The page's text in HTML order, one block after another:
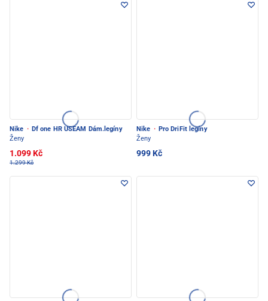
Nike · Df one HR USEAM Dám.legíny
Ženy
1.099 Kč
1.299 Kč
Nike · Pro DriFit legíny
Ženy
999 Kč